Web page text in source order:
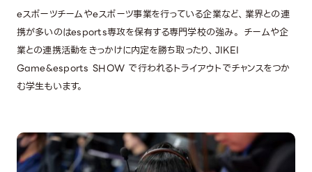
eスポーツチームやeスポーツ事業を行っている企業など、業界との連
携が多いのはesports専攻を保有する専門学校の強み。 チームや企
業との連携活動をきっかけに内定を勝ち取ったり、JIKEI
Game&esports SHOW で行われるトライアウトでチャンスをつか
む学生もいます。